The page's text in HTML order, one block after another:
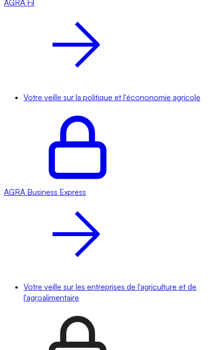
AGRA Fil
Votre veille sur la politique et l'écononomie agricole
AGRA Business Express
Votre veille sur les entreprises de l'agriculture et de
l'agroalimentaire